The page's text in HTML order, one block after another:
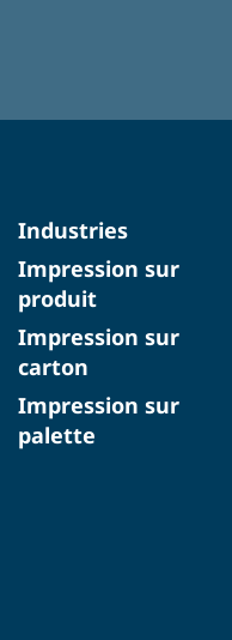
Industries
Impression sur
produit
Impression sur
carton
Impression sur
palette